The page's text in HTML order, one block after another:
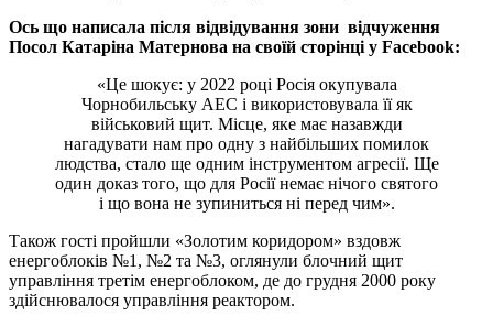
Ось що написала після відвідування зони відчуження
Посол Катаріна Матернова на своїй сторінці у Facebook:
«Це шокує: у 2022 році Росія окупувала
Чорнобильську АЕС і використовувала її як
військовий щит. Місце, яке має назавжди
нагадувати нам про одну з найбільших помилок
людства, стало ще одним інструментом агресії. Ще
один доказ того, що для Росії немає нічого святого
і що вона не зупиниться ні перед чим».
Також гості пройшли «Золотим коридором» вздовж
енергоблоків №1, №2 та №3, оглянули блочний щит
управління третім енергоблоком, де до грудня 2000 року
здійснювалося управління реактором.